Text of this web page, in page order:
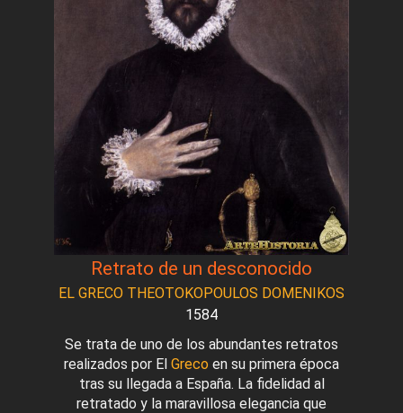
Retrato de un desconocido
EL GRECO THEOTOKOPOULOS DOMENIKOS
1584
Se trata de uno de los abundantes retratos
realizados por El Greco en su primera época
tras su llegada a España. La fidelidad al
retratado y la maravillosa elegancia que